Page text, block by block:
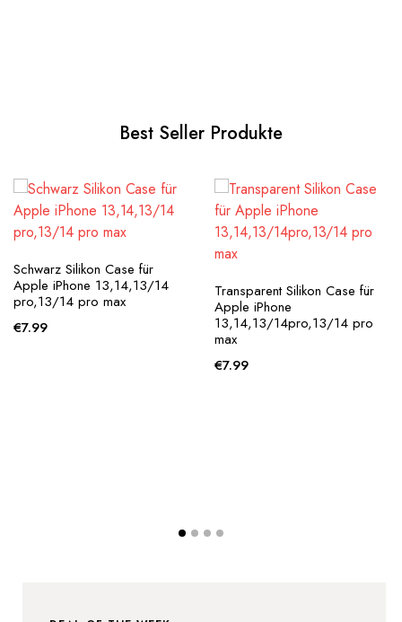
Best Seller Produkte
Schwarz Silikon Case für
Apple iPhone 13,14,13/14
pro,13/14 pro max
€7.99
Transparent Silikon Case für
Apple iPhone
13,14,13/14pro,13/14 pro
max
€7.99